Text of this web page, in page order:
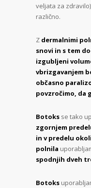
veljata za
različno.
Z dermalnimi
snovi in s tem
izgubljeni
vbrizgavanjem
občasno
povzročimo, da
Botoks se tako
zgornjem
in v predelu
polnila
spodnjih dveh
Botoks